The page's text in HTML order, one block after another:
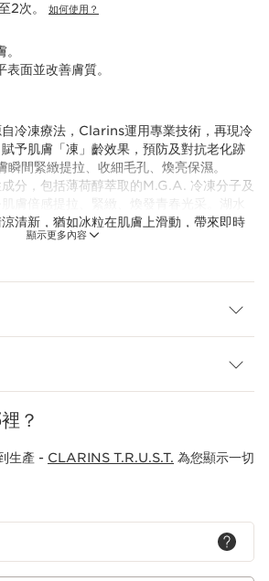
顯示更多內容
2次。 如何使用？
面並改善膚質。
冷凍療法，Clarins運用專業技術，再現冷
予肌膚「凍」齡效果，預防及對抗老化跡
間緊緻提拉、收細毛孔、煥亮保濕。
分，包括薄荷醇萃取的M.G.A. 冷凍分子及
膚倍感提拉、緊緻、煥發青春光采。湖水
清新，猶如冰粒在肌膚上滑動，帶來即時
床實證首次使用，效果已明顯可見。
冷凍啟動技術：結合具冷凍療效的科
冷凍分子及活躍於低温的月見草萃取，以
啟動修復機制以對抗衰老問題。
膜，質感幼滑豐盈，可即時冷卻肌膚且效
？
生產 - CLARINS T.R.U.S.T. 為您顯示一切